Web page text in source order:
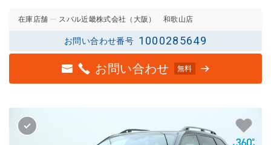
在庫店舗 スバル近畿株式会社（大阪） 和歌山店
お問い合わせ番号 1000285649
お問い合わせ 無料